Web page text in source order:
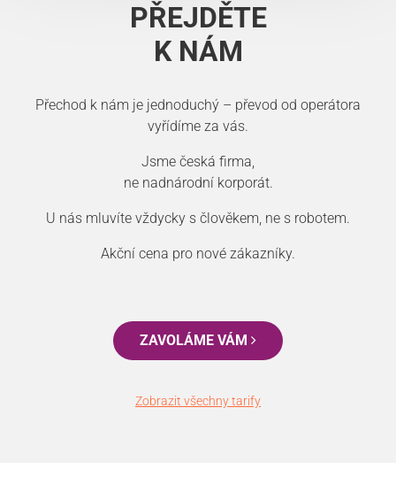
PŘEJDĚTE
K NÁM
Přechod k nám je jednoduchý – převod od operátora
vyřídíme za vás.
Jsme česká firma,
ne nadnárodní korporát.
U nás mluvíte vždycky s člověkem, ne s robotem.
Akční cena pro nové zákazníky.
ZAVOLÁME VÁM
Zobrazit všechny tarify